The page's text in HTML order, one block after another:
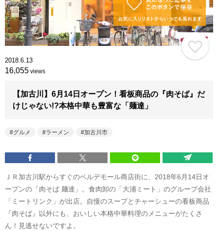
2018.6.13
16,055 views
【加古川】6月14日オープン！看板商品の『肉そば』だ
けじゃない!?本格中華も豊富な「麺達」
グルメ ラーメン 加古川市
ＪＲ加古川駅からすぐのベルデモール商店街に、2018年6月14日オ
ープンの「肉そば 麺達」。食肉卸の「大浦ミート」のグループ会社
「ミートリンク」が出店。自慢のスープとチャーシューの看板商品
『肉そば』以外にも、おいしい本格中華料理のメニューがたくさ
ん！見逃せないですよ。